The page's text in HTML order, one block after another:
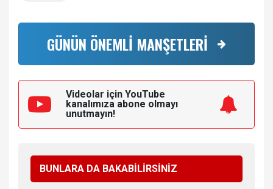
GÜNÜN ÖNEMLİ MANŞETLERİ
Videolar için YouTube
kanalımıza abone olmayı
unutmayın!
BUNLARA DA BAKABİLİRSİNİZ